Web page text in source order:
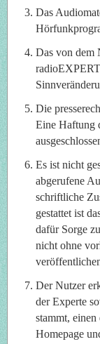
Das
Das von dem
Die
Eine Haftung
Es ist nicht
abgerufene
schriftliche
gestattet ist
dafür Sorge
nicht ohne
Der Nutzer
der Experte
stammt,
Homepage